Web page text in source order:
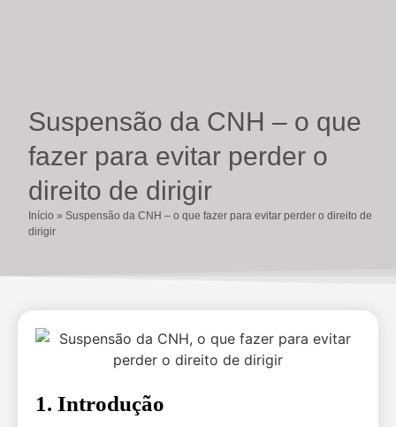
Suspensão da CNH – o que
fazer para evitar perder o
direito de dirigir
Início » Suspensão da CNH – o que fazer para evitar perder o direito de
dirigir
1. Introdução